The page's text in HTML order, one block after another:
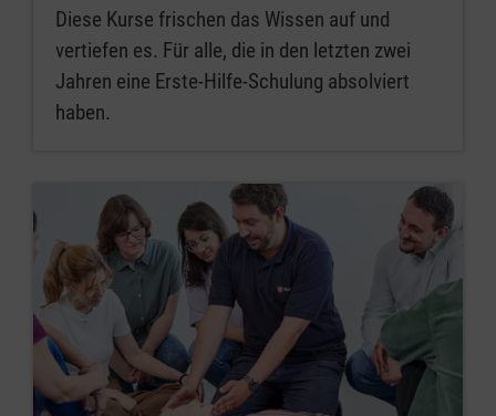
Diese Kurse frischen das Wissen auf und
vertiefen es. Für alle, die in den letzten zwei
Jahren eine Erste-Hilfe-Schulung absolviert
haben.